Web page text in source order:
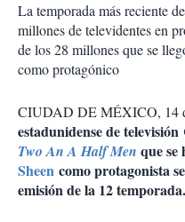
La temporada más reciente
millones de televidentes en
de los 28 millones que se
como protagónico
CIUDAD DE MÉXICO, 14
estadunidense de
Two An A Half Men que se
Sheen como protagonista
emisión de la 12 temporada.